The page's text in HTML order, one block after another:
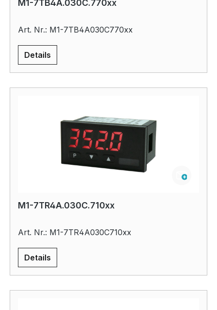
M1-7TB4A.030C.770xx
Art. Nr.: M1-7TB4A030C770xx
Details
M1-7TR4A.030C.710xx
Art. Nr.: M1-7TR4A030C710xx
Details